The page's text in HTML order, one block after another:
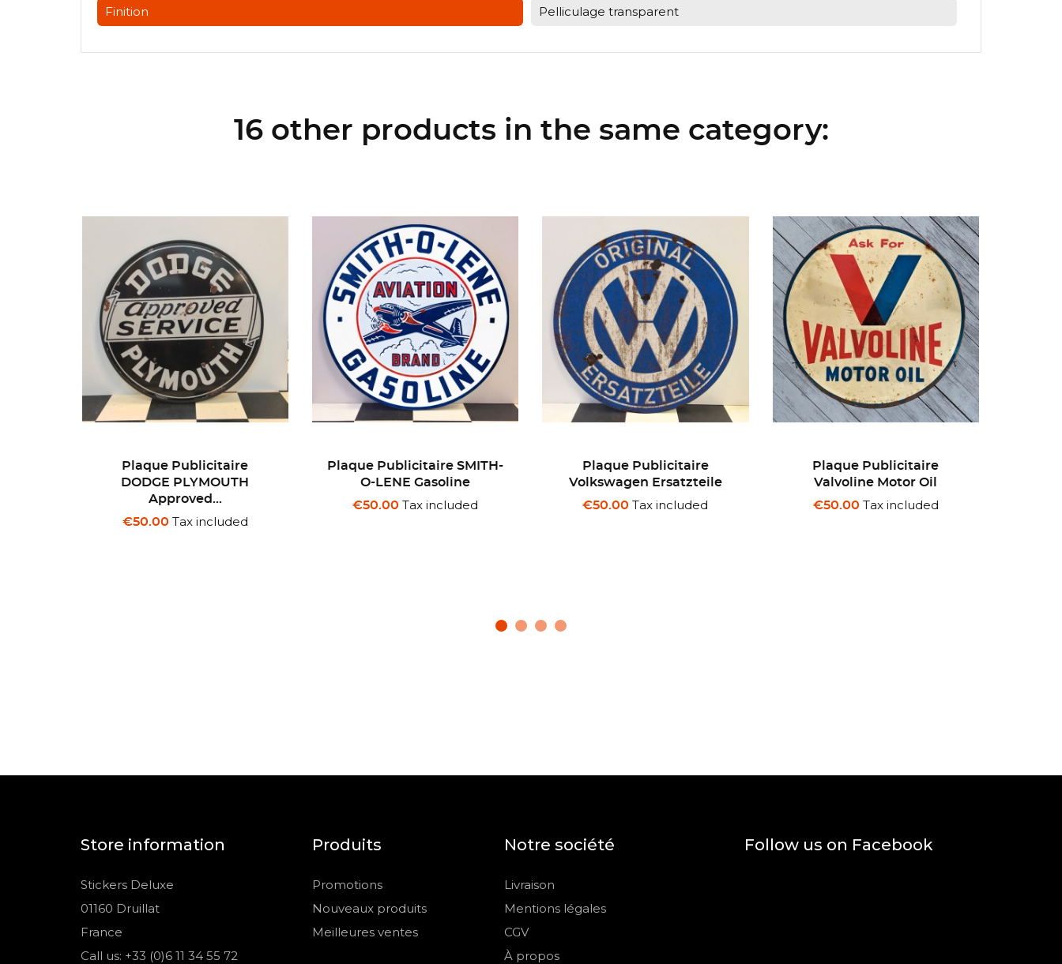
Finition Pelliculage transparent
16 other products in the same category:
Plaque Publicitaire SMITH-
O-LENE Gasoline
€50.00Tax included
Plaque Publicitaire
Volkswagen Ersatzteile
€50.00 Tax included
Plaque Publicitaire
Valvoline Motor Oil
€50.00 Tax included
Plaque Publicitaire Dunpy
Dunlop.
€50.00 Tax included
Store information
Stickers Deluxe
01160 Druillat
France
Call us: +33 (0)6 11 34 55 72
Produits
Promotions
Nouveaux produits
Meilleures ventes
Notre société
Livraison
Mentions légales
CGV
À propos
Follow us on Facebook